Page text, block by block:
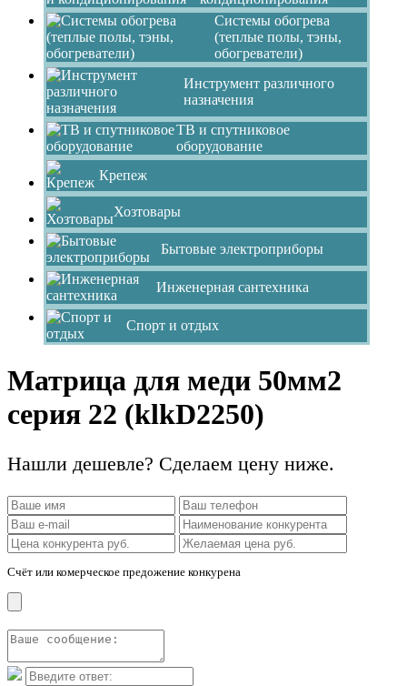
Системы обогрева
(теплые полы, тэны,
обогреватели)
Инструмент различного
назначения
ТВ и спутниковое
оборудование
Крепеж
Хозтовары
Бытовые электроприборы
Инженерная сантехника
Спорт и отдых
Матрица для меди 50мм2
серия 22 (klkD2250)
Нашли дешевле? Сделаем цену ниже.
Счёт или комерческое предожение конкурена